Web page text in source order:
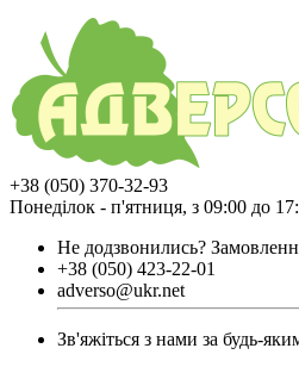
+38 (050) 370-32-93
Понеділок - п'ятниця, з 09:00 до
Не додзвонились?
+38 (050) 423-22-01
adverso@ukr.net
Зв'яжіться з нами за будь-